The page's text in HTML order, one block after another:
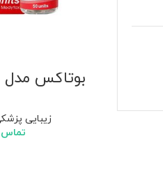
بوتاکس مدل Neuronox 50
زیبایی
تماس